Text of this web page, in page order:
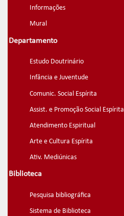
Informações
Mural
Departamento
Estudo Doutrinário
Infância e Juventude
Comunic. Social Espírita
Assist. e Promoção Social Espírita
Atendimento Espiritual
Arte e Cultura Espírita
Ativ. Mediúnicas
Biblioteca
Pesquisa bibliográfica
Sistema de Biblioteca